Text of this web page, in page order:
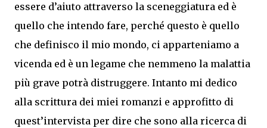
essere d’aiuto attraverso la sceneggiatura ed è
quello che intendo fare, perché questo è quello
che definisco il mio mondo, ci apparteniamo a
vicenda ed è un legame che nemmeno la malattia
più grave potrà distruggere. Intanto mi dedico
alla scrittura dei miei romanzi e approfitto di
quest’intervista per dire che sono alla ricerca di